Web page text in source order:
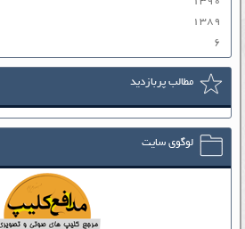
۱۳۸۹
۶
مطالب پربازدید
لوگوی سایت